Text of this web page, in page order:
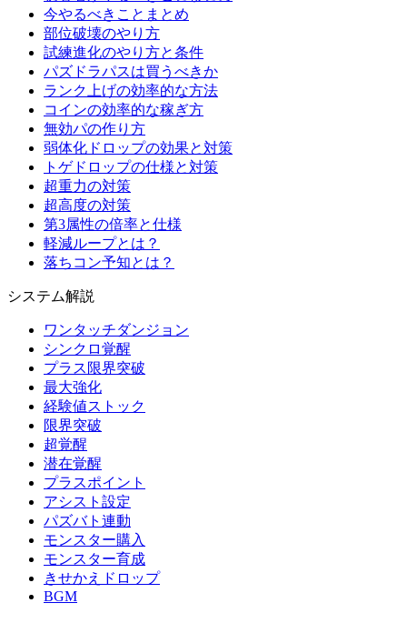
今やるべきことまとめ
部位破壊のやり方
試練進化のやり方と条件
パズドラパスは買うべきか
ランク上げの効率的な方法
コインの効率的な稼ぎ方
無効パの作り方
弱体化ドロップの効果と対策
トゲドロップの仕様と対策
超重力の対策
超高度の対策
第3属性の倍率と仕様
軽減ループとは？
落ちコン予知とは？
システム解説
ワンタッチダンジョン
シンクロ覚醒
プラス限界突破
最大強化
経験値ストック
限界突破
超覚醒
潜在覚醒
プラスポイント
アシスト設定
パズバト連動
モンスター購入
モンスター育成
きせかえドロップ
BGM